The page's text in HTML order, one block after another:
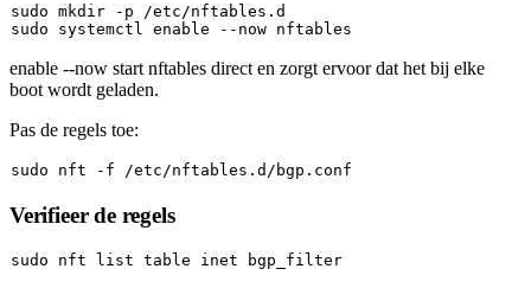
sudo mkdir
sudo systemctl enable
enable --now start nftables direct en zorgt ervoor dat het bij elke
boot wordt geladen.
Pas de regels toe:
sudo
Verifieer de regels
sudo